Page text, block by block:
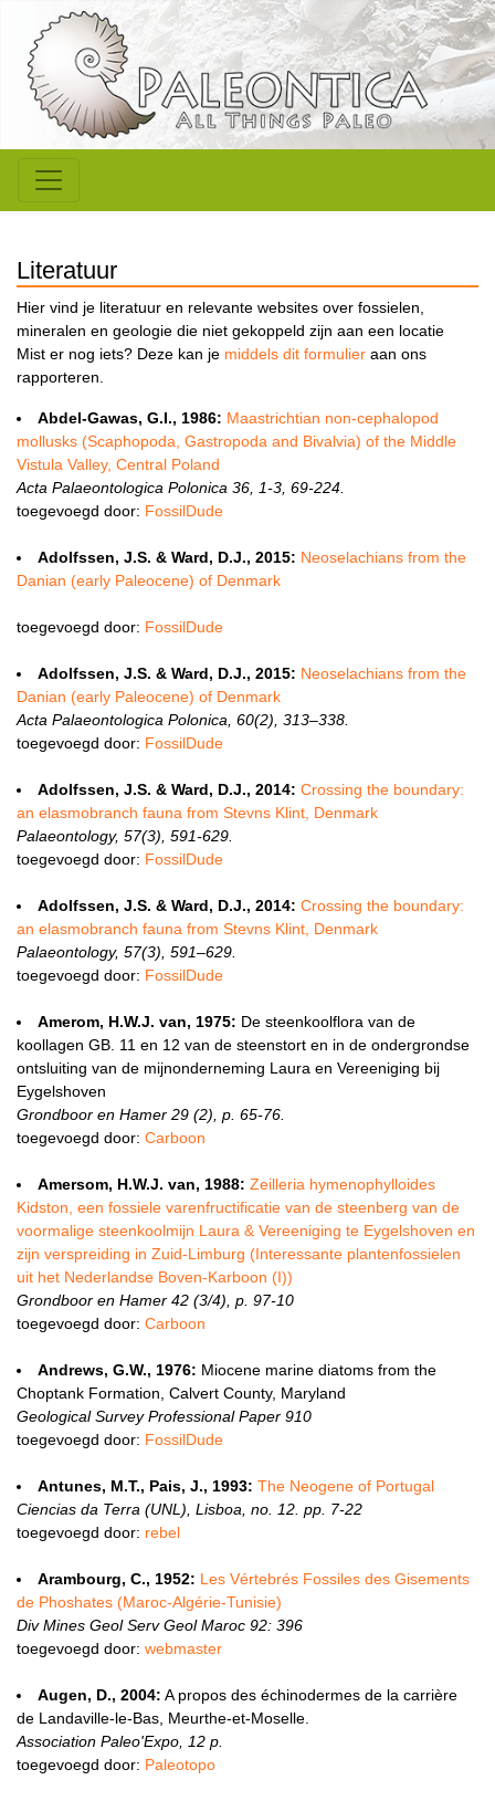
Literatuur
Hier vind je literatuur en relevante websites over fossielen,
mineralen en geologie die niet gekoppeld zijn aan een locatie
Mist er nog iets? Deze kan je middels dit formulier aan ons
rapporteren.
Abdel-Gawas, G.I., 1986: Maastrichtian non-cephalopod
mollusks (Scaphopoda, Gastropoda and Bivalvia) of the Middle
Vistula Valley, Central Poland
Acta Palaeontologica Polonica 36, 1-3, 69-224.
toegevoegd door: FossilDude
Adolfssen, J.S. & Ward, D.J., 2015: Neoselachians from the
Danian (early Paleocene) of Denmark
toegevoegd door: FossilDude
Adolfssen, J.S. & Ward, D.J., 2015: Neoselachians from the
Danian (early Paleocene) of Denmark
Acta Palaeontologica Polonica, 60(2), 313–338.
toegevoegd door: FossilDude
Adolfssen, J.S. & Ward, D.J., 2014: Crossing the boundary:
an elasmobranch fauna from Stevns Klint, Denmark
Palaeontology, 57(3), 591-629.
toegevoegd door: FossilDude
Adolfssen, J.S. & Ward, D.J., 2014: Crossing the boundary:
an elasmobranch fauna from Stevns Klint, Denmark
Palaeontology, 57(3), 591–629.
toegevoegd door: FossilDude
Amerom, H.W.J. van, 1975: De steenkoolflora van de
koollagen GB. 11 en 12 van de steenstort en in de ondergrondse
ontsluiting van de mijnonderneming Laura en Vereeniging bij
Eygelshoven
Grondboor en Hamer 29 (2), p. 65-76.
toegevoegd door: Carboon
Amersom, H.W.J. van, 1988: Zeilleria hymenophylloides
Kidston, een fossiele varenfructificatie van de steenberg van de
voormalige steenkoolmijn Laura & Vereeniging te Eygelshoven en
zijn verspreiding in Zuid-Limburg (Interessante plantenfossielen
uit het Nederlandse Boven-Karboon (I))
Grondboor en Hamer 42 (3/4), p. 97-10
toegevoegd door: Carboon
Andrews, G.W., 1976: Miocene marine diatoms from the
Choptank Formation, Calvert County, Maryland
Geological Survey Professional Paper 910
toegevoegd door: FossilDude
Antunes, M.T., Pais, J., 1993: The Neogene of Portugal
Ciencias da Terra (UNL), Lisboa, no. 12. pp. 7-22
toegevoegd door: rebel
Arambourg, C., 1952: Les Vértebrés Fossiles des Gisements
de Phoshates (Maroc-Algérie-Tunisie)
Div Mines Geol Serv Geol Maroc 92: 396
toegevoegd door: webmaster
Augen, D., 2004: A propos des échinodermes de la carrière
de Landaville-le-Bas, Meurthe-et-Moselle.
Association Paleo'Expo, 12 p.
toegevoegd door: Paleotopo